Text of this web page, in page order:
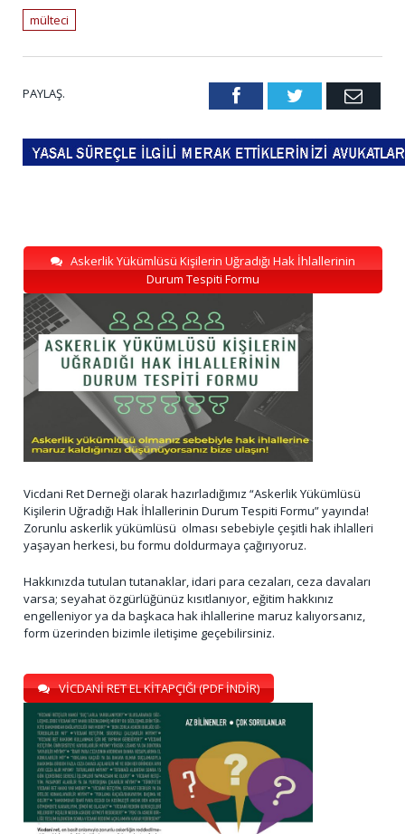
mülteci
PAYLAŞ. FacebookTwitter Email
Askerlik Yükümlüsü Kişilerin Uğradığı Hak İhlallerinin
Durum Tespiti Formu
Vicdani Ret Derneği olarak hazırladığımız “Askerlik Yükümlüsü
Kişilerin Uğradığı Hak İhlallerinin Durum Tespiti Formu” yayında!
Zorunlu askerlik yükümlüsü olması sebebiyle çeşitli hak ihlalleri
yaşayan herkesi, bu formu doldurmaya çağırıyoruz.
Hakkınızda tutulan tutanaklar, idari para cezaları, ceza davaları
varsa; seyahat özgürlüğünüz kısıtlanıyor, eğitim hakkınız
engelleniyor ya da başkaca hak ihlallerine maruz kalıyorsanız,
form üzerinden bizimle iletişime geçebilirsiniz.
VİCDANİ RET EL KİTAPÇIĞI (PDF İNDİR)